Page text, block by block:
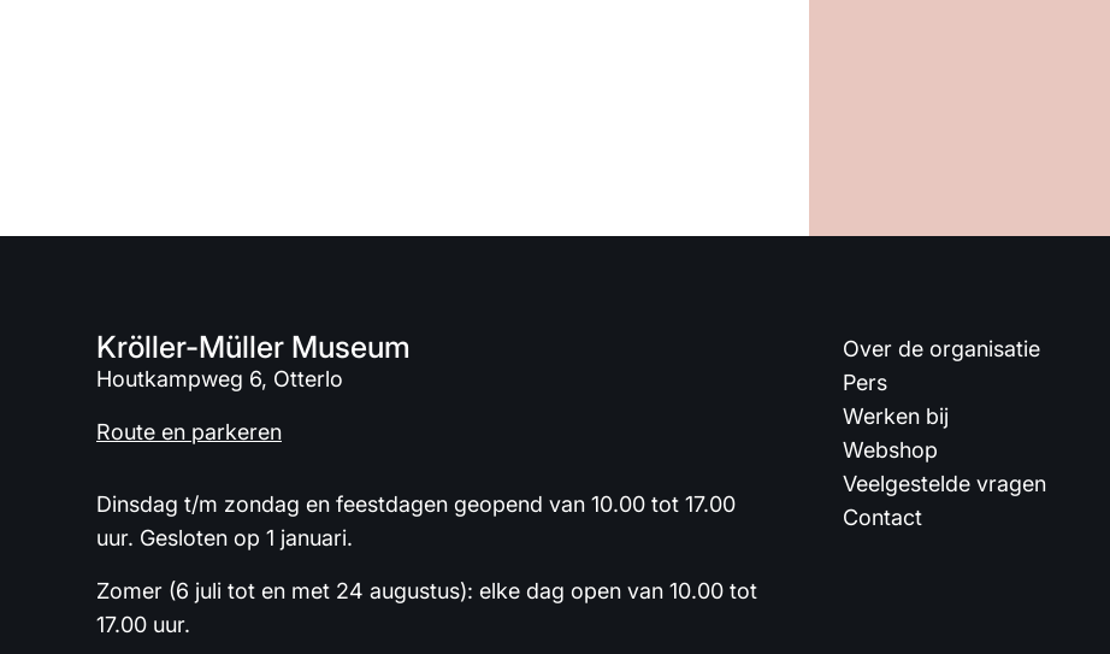
Kröller-Müller Museum
Houtkampweg 6, Otterlo
Route en parkeren
Dinsdag t/m zondag en feestdagen geopend van 10.00 tot 17.00
uur. Gesloten op 1 januari.
Zomer (6 juli tot en met 24 augustus): elke dag open van 10.00 tot
17.00 uur.
Over de organisatie
Pers
Werken bij
Webshop
Veelgestelde vragen
Contact